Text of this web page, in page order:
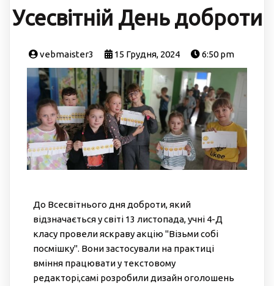
Усесвітній День доброти
vebmaister3 15 Грудня, 2024 6:50 pm
До Всесвітнього дня доброти, який
відзначається у світі 13 листопада, учні 4-Д
класу провели яскраву акцію "Візьми собі
посмішку". Вони застосували на практиці
вміння працювати у текстовому
редакторі,самі розробили дизайн оголошень